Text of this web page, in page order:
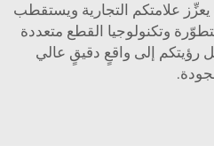
علامتكم التجارية ويستقطب
وتكنولوجيا القطع متعددة
إلى واقعٍ دقيقٍ عالي